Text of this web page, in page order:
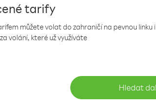
tarify
můžete volat do zahraničí na pevnou
volání, které už využíváte
Hledat